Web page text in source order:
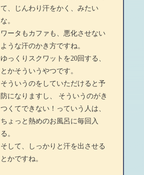
て、じんわり汗をかく、みたい
な。
ワータもカファも、悪化させない
ような汗のかき方ですね。
ゆっくりスクワットを20回する、
とかそういうやつです。
そういうのをしていただけると予
防になりますし、 そういうのがき
つくてできない！っていう人は、
ちょっと熱めのお風呂に毎回入
る。
そして、しっかりと汗を出させる
とかですね。